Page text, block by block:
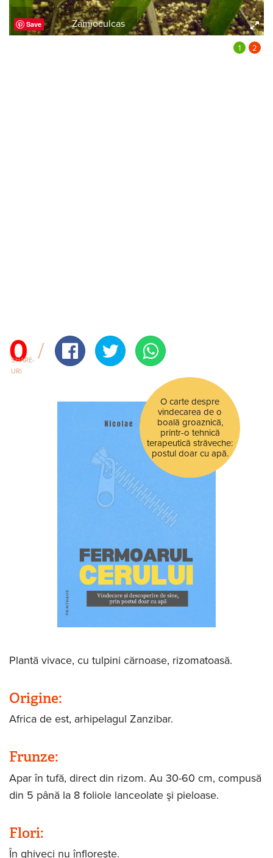
Save Zamioculcas
0
SHARE-
URI
O carte despre
vindecarea de o
boală groaznică,
printr-o tehnică
terapeutică străveche:
postul doar cu apă.
Plantă vivace, cu tulpini cărnoase, rizomatoasă.
Origine:
Africa de est, arhipelagul Zanzibar.
Frunze:
Apar în tufă, direct din rizom. Au 30-60 cm, compusă
din 5 până la 8 foliole lanceolate şi pieloase.
Flori:
În ghiveci nu înfloreşte.